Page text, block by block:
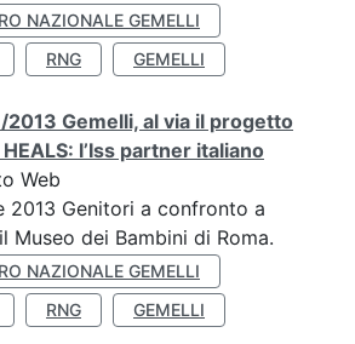
NAZIONALE GEMELLI
RNG GEMELLI
/2013 Gemelli, al via il progetto
l’Iss partner italiano
Web
2013 Genitori a confronto a
Museo dei Bambini di Roma.
NAZIONALE GEMELLI
RNG GEMELLI